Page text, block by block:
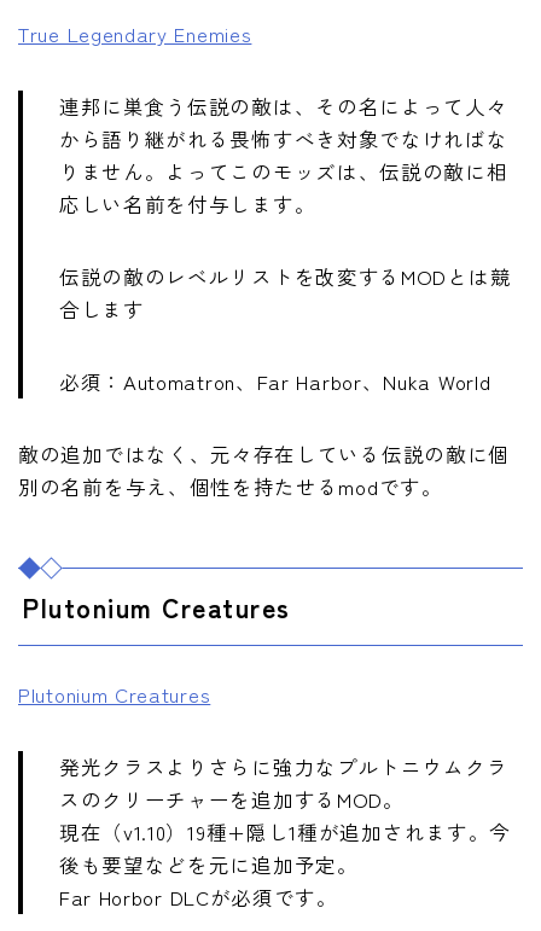
True Legendary Enemies
連邦に巣食う伝説の敵は、その名によって人々
から語り継がれる畏怖すべき対象でなければな
りません。よってこのモッズは、伝説の敵に相
応しい名前を付与します。
伝説の敵のレベルリストを改変するMODとは競
合します
必須：Automatron、Far Harbor、Nuka World
敵の追加ではなく、元々存在している伝説の敵に個
別の名前を与え、個性を持たせるmodです。
Plutonium Creatures
Plutonium Creatures
発光クラスよりさらに強力なプルトニウムクラ
スのクリーチャーを追加するMOD。
現在（v1.10）19種+隠し1種が追加されます。今
後も要望などを元に追加予定。
Far Horbor DLCが必須です。